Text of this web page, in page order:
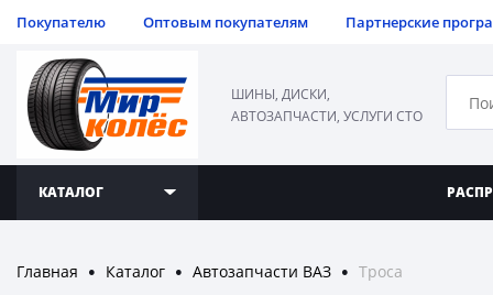
Покупателю Оптовым покупателям Партнерские
ШИНЫ, ДИСКИ,
АВТОЗАПЧАСТИ, УСЛУГИ СТО
КАТАЛОГ
Главная ● Каталог ● Автозапчасти ВАЗ ● Троса